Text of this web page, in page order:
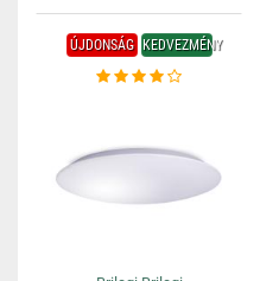
ÚJDONSÁG KEDVEZMÉNY